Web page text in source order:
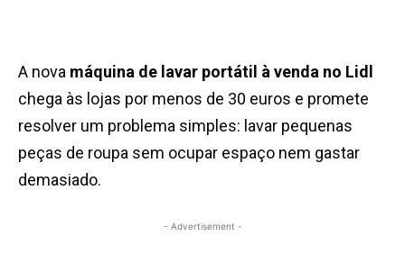
A nova máquina de lavar portátil à venda no Lidl
chega às lojas por menos de 30 euros e promete
resolver um problema simples: lavar pequenas
peças de roupa sem ocupar espaço nem gastar
demasiado.
- Advertisement -